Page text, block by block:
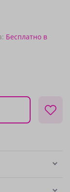
Бесплатно в